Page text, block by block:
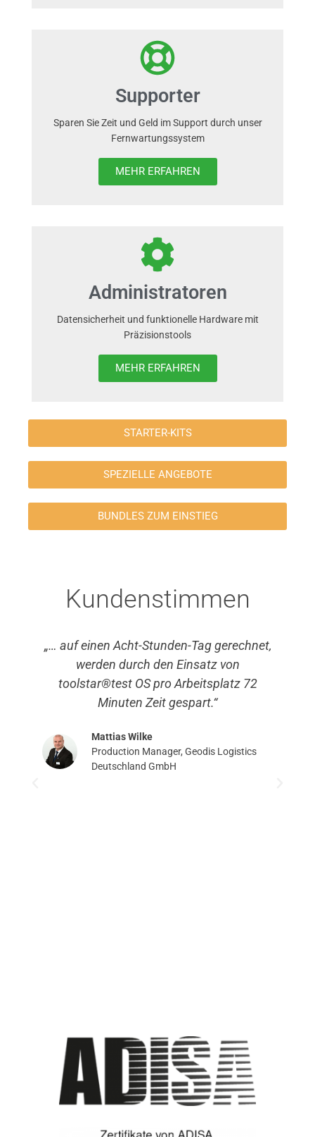
Supporter
Sparen Sie Zeit und Geld im Support durch unser
Fernwartungssystem
MEHR ERFAHREN
Administratoren
Datensicherheit und funktionelle Hardware mit
Präzisionstools
MEHR ERFAHREN
STARTER-KITS
SPEZIELLE ANGEBOTE
BUNDLES ZUM EINSTIEG
Kundenstimmen
„… auf einen Acht-Stunden-Tag gerechnet,
werden durch den Einsatz von
toolstar®test OS pro Arbeitsplatz 72
Minuten Zeit gespart.“
Mattias Wilke
Production Manager, Geodis Logistics
Deutschland GmbH